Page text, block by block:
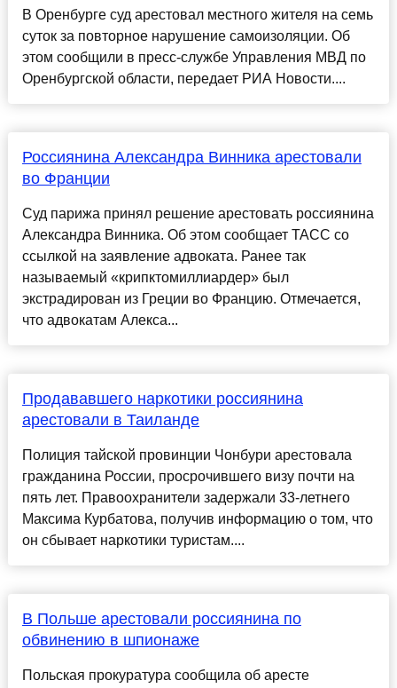
В Оренбурге суд арестовал местного жителя на семь
суток за повторное нарушение самоизоляции. Об
этом сообщили в пресс-службе Управления МВД по
Оренбургской области, передает РИА Новости....
Россиянина Александра Винника арестовали
во Франции
Суд парижа принял решение арестовать россиянина
Александра Винника. Об этом сообщает ТАСС со
ссылкой на заявление адвоката. Ранее так
называемый «крипктомиллиардер» был
экстрадирован из Греции во Францию. Отмечается,
что адвокатам Алекса...
Продававшего наркотики россиянина
арестовали в Таиланде
Полиция тайской провинции Чонбури арестовала
гражданина России, просрочившего визу почти на
пять лет. Правоохранители задержали 33-летнего
Максима Курбатова, получив информацию о том, что
он сбывает наркотики туристам....
В Польше арестовали россиянина по
обвинению в шпионаже
Польская прокуратура сообщила об аресте